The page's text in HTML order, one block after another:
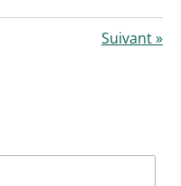
Suivant»